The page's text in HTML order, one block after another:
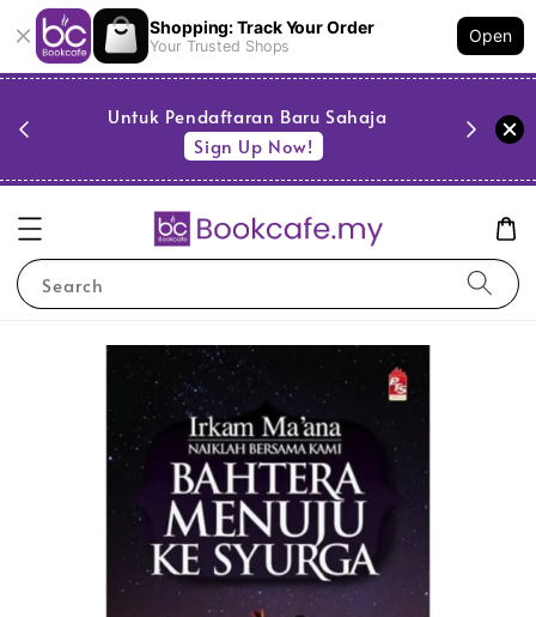
Shopping: Track Your Order
Your Trusted Shops
Open
Untuk Pendaftaran Baru Sahaja
Sign Up Now!
Search